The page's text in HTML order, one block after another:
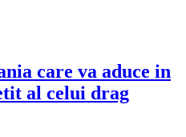
care va aduce in
al celui drag